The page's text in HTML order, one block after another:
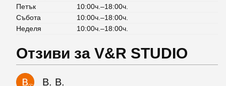
Петък
10:00ч.–18:00ч.
Събота
10:00ч.–18:00ч.
Неделя
10:00ч.–18:00ч.
Отзиви за V&R STUDIO
B. B.